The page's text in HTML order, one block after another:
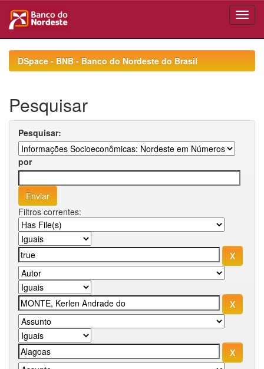
navigationDSpace - BNB - Banco do Nordeste do Brasil
Pesquisar
Pesquisar:
por
Filtros correntes: